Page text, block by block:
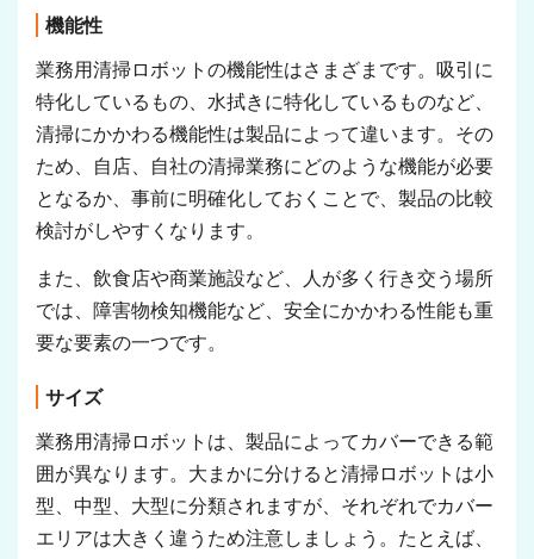
機能性
業務用清掃ロボットの機能性はさまざまです。吸引に
特化しているもの、水拭きに特化しているものなど、
清掃にかかわる機能性は製品によって違います。その
ため、自店、自社の清掃業務にどのような機能が必要
となるか、事前に明確化しておくことで、製品の比較
検討がしやすくなります。
また、飲食店や商業施設など、人が多く行き交う場所
では、障害物検知機能など、安全にかかわる性能も重
要な要素の一つです。
サイズ
業務用清掃ロボットは、製品によってカバーできる範
囲が異なります。大まかに分けると清掃ロボットは小
型、中型、大型に分類されますが、それぞれでカバー
エリアは大きく違うため注意しましょう。たとえば、